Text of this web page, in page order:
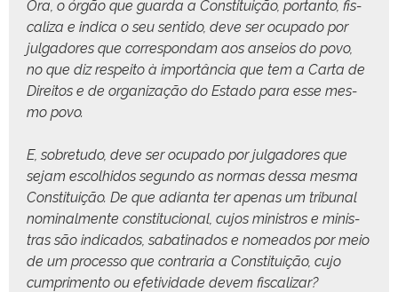
Ora, o órgão que guar­da a Con­sti­tu­ição, por­tan­to, fis­
cal­iza e indi­ca o seu sen­ti­do, deve ser ocu­pa­do por
jul­gadores que cor­re­spon­dam aos anseios do povo,
no que diz respeito à importân­cia que tem a Car­ta de
Dire­itos e de orga­ni­za­ção do Esta­do para esse mes­
mo povo.
E, sobre­tu­do, deve ser ocu­pa­do por jul­gadores que
sejam escol­hi­dos segun­do as nor­mas dessa mes­ma
Con­sti­tu­ição. De que adi­anta ter ape­nas um tri­bunal
nom­i­nal­mente con­sti­tu­cional, cujos min­istros e min­is­
tras são indi­ca­dos, sabati­na­dos e nomea­d­os por meio
de um proces­so que con­traria a Con­sti­tu­ição, cujo
cumpri­men­to ou efe­tivi­dade devem fiscalizar?